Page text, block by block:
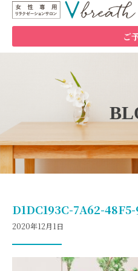
ご
D1DC193C-7A62-
2020年12月1日